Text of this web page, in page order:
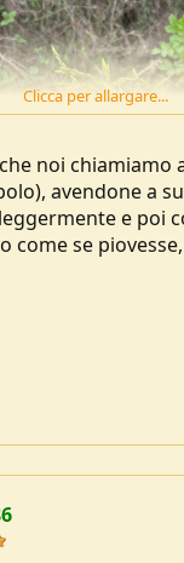
Clicca per allargare...
noi chiamiamo
avendone a
e poi
come se